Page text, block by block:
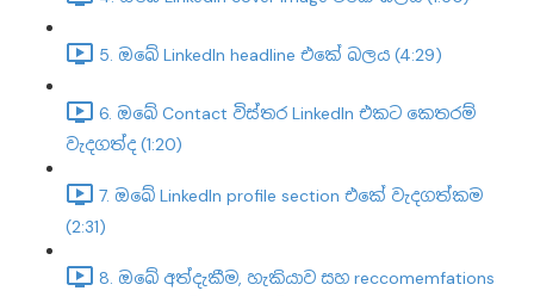
5. ඔබේ LinkedIn headline එකේ බලය (4:29)
6. ඔබේ Contact විස්තර LinkedIn එකට කෙතරම්
වැදගත්ද (1:20)
7. ඔබේ LinkedIn profile section එකේ වැදගත්කම
(2:31)
8. ඔබේ අත්දැකීම, හැකියාව සහ reccomemfations